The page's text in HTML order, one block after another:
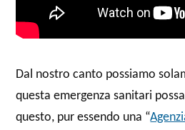
Dal nostro canto possiamo
questa emergenza sanitari
questo, pur essendo una “